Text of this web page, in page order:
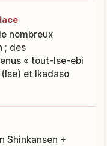
nombreux
; des
« tout-Ise-ebi
et Ikadaso
Shinkansen +